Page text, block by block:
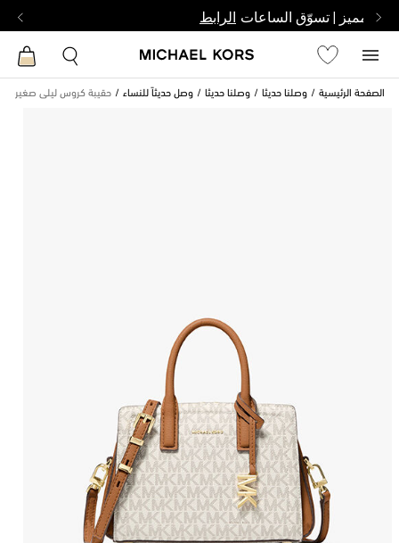
مميز | تسوّق الساعات الرابط
الصفحة الرئيسية وصلنا حديثا وصلنا حديثا وصل حديثاً للنساء حقيبة كروس ليلى صغيرة